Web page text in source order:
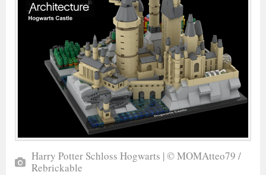
Harry Potter Schloss Hogwarts | © MOMAtteo79 /
Rebrickable